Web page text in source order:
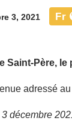
3, 2021
Fr
Saint-Père,
adressé
décembre